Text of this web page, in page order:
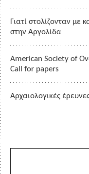
Γιατί στολίζονταν με
στην Αργολίδα
American Society of
Call for papers
Αρχαιολογικές